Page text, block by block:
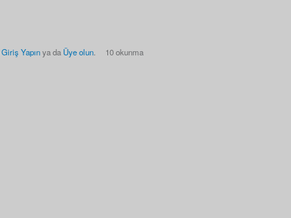
Giriş Yapınya da Üye olun. 10 okunma